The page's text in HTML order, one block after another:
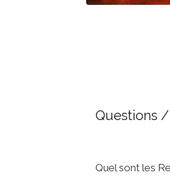
Questions /
Quel sont les